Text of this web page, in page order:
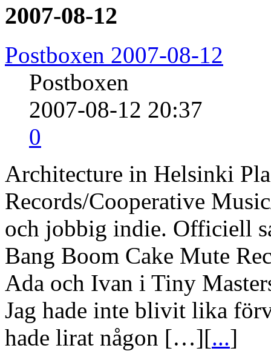
2007-08-12
Postboxen 2007-08-12
Postboxen
2007-08-12 20:37
0
Architecture in Helsinki
Records/Cooperative
och jobbig indie. Officiell
Bang Boom Cake Mute
Ada och Ivan i Tiny
Jag hade inte blivit lika
hade lirat någon […][...]